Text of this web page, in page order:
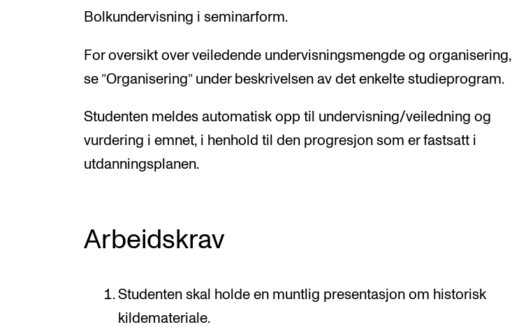
Bolkundervisning i seminarform.
For oversikt over veiledende undervisningsmengde og organisering,
se ”Organisering” under beskrivelsen av det enkelte studieprogram.
Studenten meldes automatisk opp til undervisning/veiledning og
vurdering i emnet, i henhold til den progresjon som er fastsatt i
utdanningsplanen.
Arbeidskrav
Studenten skal holde en muntlig presentasjon om historisk
kildemateriale.